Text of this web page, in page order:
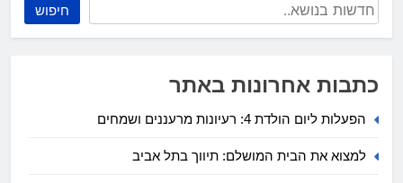
חיפוש
כתבות אחרונות באתר
הפעלות ליום הולדת 4: רעיונות מרעננים ושמחים
למצוא את הבית המושלם: תיווך בתל אביב